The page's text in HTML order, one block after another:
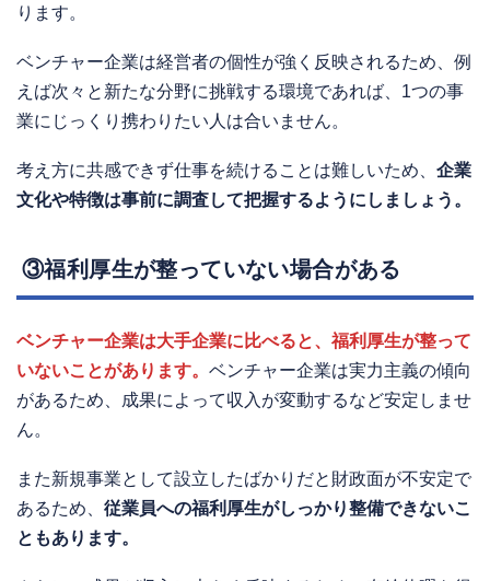
ります。
ベンチャー企業は経営者の個性が強く反映されるため、例
えば次々と新たな分野に挑戦する環境であれば、1つの事
業にじっくり携わりたい人は合いません。
考え方に共感できず仕事を続けることは難しいため、 企業
文化や特徴は事前に調査して把握するようにしましょう。
③福利厚生が整っていない場合がある
ベンチャー企業は大手企業に比べると、福利厚生が整って
いないことがあります。 ベンチャー企業は実力主義の傾向
があるため、成果によって収入が変動するなど安定しませ
ん。
また新規事業として設立したばかりだと財政面が不安定で
あるため、 従業員への福利厚生がしっかり整備できないこ
ともあります。